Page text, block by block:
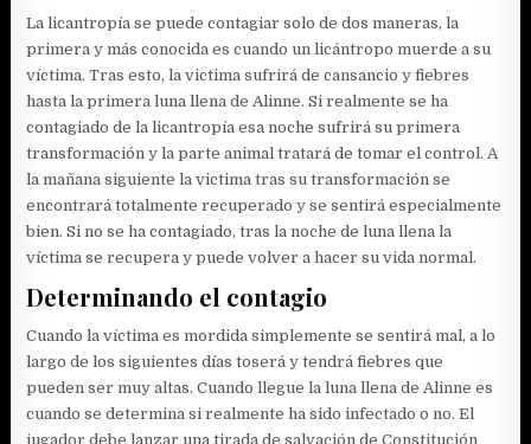
La licantropía se puede contagiar solo de dos maneras, la
primera y más conocida es cuando un licántropo muerde a su
víctima. Tras esto, la victima sufrirá de cansancio y fiebres
hasta la primera luna llena de Alinne. Si realmente se ha
contagiado de la licantropía esa noche sufrirá su primera
transformación y la parte animal tratará de tomar el control. A
la mañana siguiente la victima tras su transformación se
encontrará totalmente recuperado y se sentirá especialmente
bien. Si no se ha contagiado, tras la noche de luna llena la
víctima se recupera y puede volver a hacer su vida normal.
Determinando el contagio
Cuando la víctima es mordida simplemente se sentirá mal, a lo
largo de los siguientes días toserá y tendrá fiebres que
pueden ser muy altas. Cuando llegue la luna llena de Alinne es
cuando se determina si realmente ha sido infectado o no. El
jugador debe lanzar una tirada de salvación de Constitución